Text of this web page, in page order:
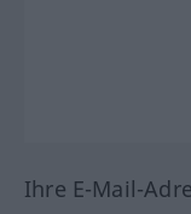
Ihre E-Mail-